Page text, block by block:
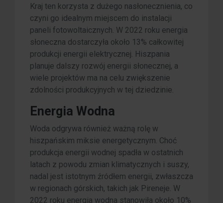
Kraj ten korzysta z dużego nasłonecznienia, co
czyni go idealnym miejscem do instalacji
paneli fotowoltaicznych. W 2022 roku energia
słoneczna dostarczyła około 13% całkowitej
produkcji energii elektrycznej. Hiszpania
planuje dalszy rozwój energii słonecznej, a
wiele projektów ma na celu zwiększenie
zdolności produkcyjnych w tej dziedzinie.
Energia Wodna
Woda odgrywa również ważną rolę w
hiszpańskim miksie energetycznym. Choć
produkcja energii wodnej spadła w ostatnich
latach z powodu zmian klimatycznych i suszy,
nadal jest istotnym źródłem energii, zwłaszcza
w regionach górskich, takich jak Pireneje. W
2022 roku energia wodna stanowiła około 10%